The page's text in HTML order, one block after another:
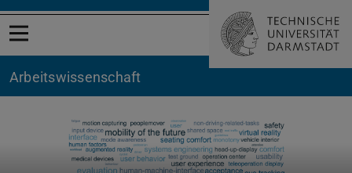
Menü öffnen
Arbeitswissenschaft